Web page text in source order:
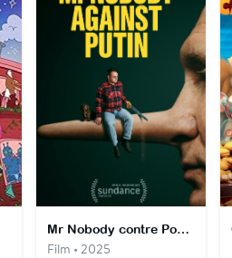
Mr Nobody contre Poutine
Film • 2025